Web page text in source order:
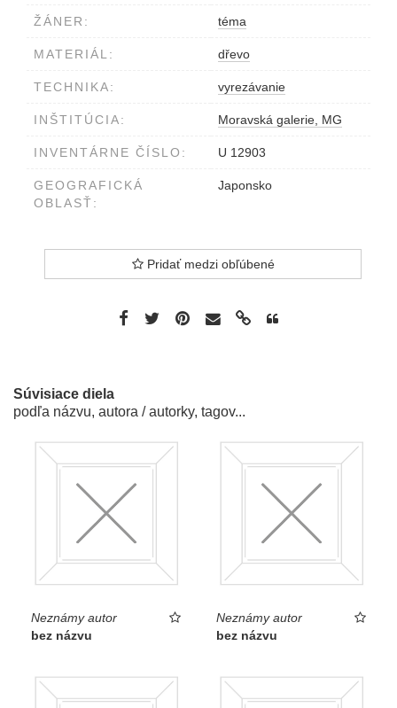
ŽÁNER: téma
MATERIÁL: dřevo
TECHNIKA: vyrezávanie
INŠTITÚCIA: Moravská galerie, MG
INVENTÁRNE ČÍSLO: U 12903
GEOGRAFICKÁ
OBLASŤ:
Japonsko
Pridať medzi obľúbené
Súvisiace diela
podľa názvu, autora / autorky, tagov...
Neznámy autor
bez názvu
Neznámy autor
bez názvu